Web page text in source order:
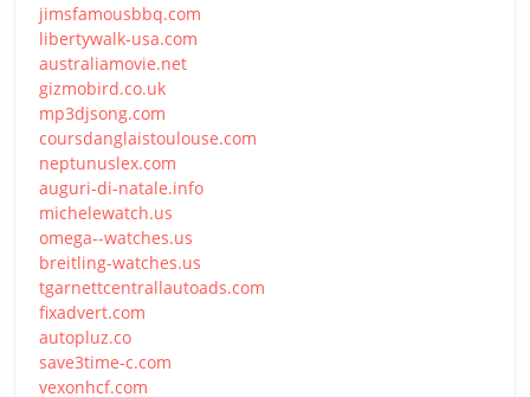
jimsfamousbbq.com
libertywalk-usa.com
australiamovie.net
gizmobird.co.uk
mp3djsong.com
coursdanglaistoulouse.com
neptunuslex.com
auguri-di-natale.info
michelewatch.us
omega--watches.us
breitling-watches.us
tgarnettcentrallautoads.com
fixadvert.com
autopluz.co
save3time-c.com
vexonhcf.com